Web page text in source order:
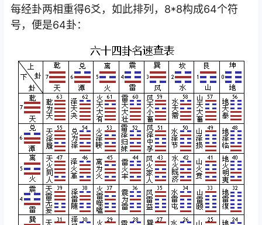
每经卦两相重得6爻，如此排列，8*8构成64个符
号，便是64卦：